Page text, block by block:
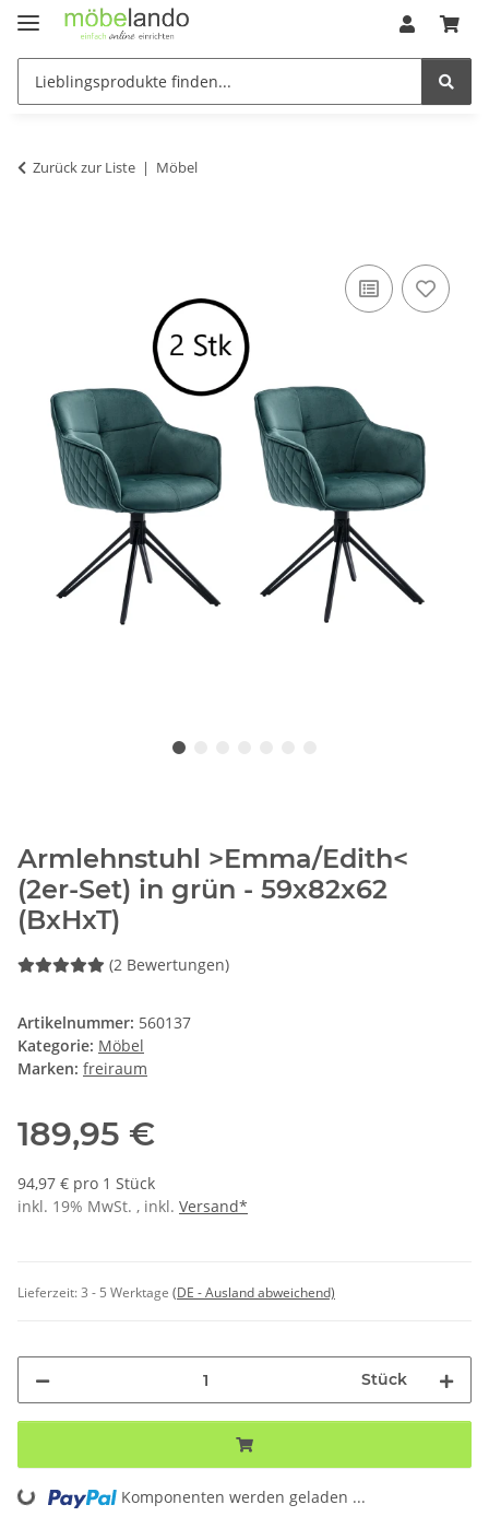
Zurück zur Liste Möbel
Armlehnstuhl >Emma/Edith<
(2er-Set) in grün - 59x82x62
(BxHxT)
(2 Bewertungen)
Artikelnummer: 560137
Kategorie: Möbel
Marken: freiraum
189,95 €
94,97 € pro 1 Stück
inkl. 19% MwSt. , inkl. Versand*
Lieferzeit:3 - 5 Werktage (DE - Ausland abweichend)
Stück
Loading... Komponenten werden geladen ...